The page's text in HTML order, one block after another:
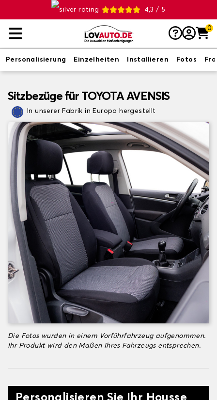
4,3 / 5
0
Personalisierung Einzelheiten Installieren Fotos
Sitzbezüge für TOYOTA AVENSIS
In unserer Fabrik in Europa hergestellt
Die Fotos wurden in einem Vorführfahrzeug aufgenommen.
Ihr Produkt wird den Maßen Ihres Fahrzeugs entsprechen.
Personalisieren Sie Ihr Housse